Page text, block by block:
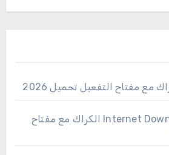
6.43 Internet Download Manager الكراك مع مفتاح